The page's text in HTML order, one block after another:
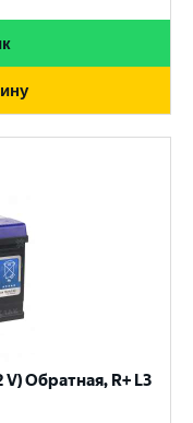
V) Обратная, R+ L3